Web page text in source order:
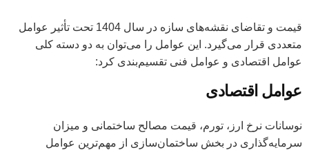
قیمت و تقاضای نقشه‌های سازه در سال 1404 تحت تأثیر عوامل
متعددی قرار می‌گیرد. این عوامل را می‌توان به دو دسته کلی
عوامل اقتصادی و عوامل فنی تقسیم‌بندی کرد:
عوامل اقتصادی
نوسانات نرخ ارز، تورم، قیمت مصالح ساختمانی و میزان
سرمایه‌گذاری در بخش ساختمان‌سازی از مهم‌ترین عوامل